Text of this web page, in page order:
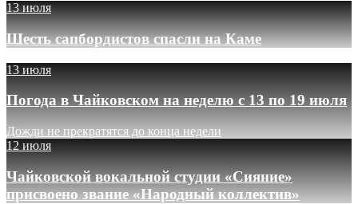
13 июля
Шесть сапбордистов спасли на Каме
13 июля
Погода в Чайковском на неделю с 13 по 19 июля
Дожди не прекратятся до конца недели
12 июля
Чайковской вокальной студии «Сияние»
присвоено звание «Народный коллектив»